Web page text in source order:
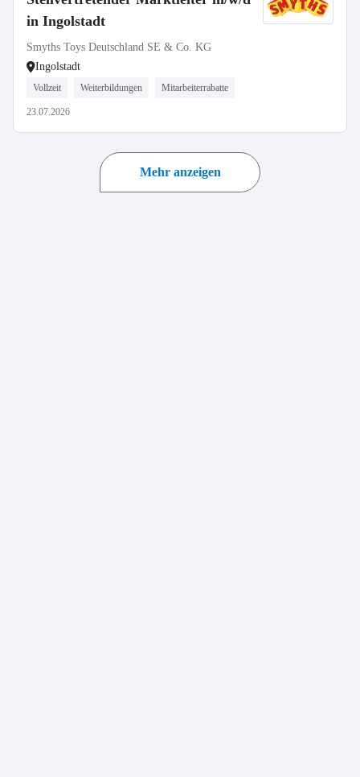
in Ingolstadt
Smyths Toys Deutschland SE & Co. KG
Ingolstadt
Vollzeit Weiterbildungen Mitarbeiterrabatte
23.07.2026
Mehr anzeigen